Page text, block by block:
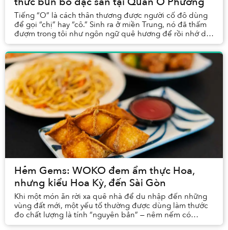
Tiếng “O” là cách thân thương được người cố đô dùng
để gọi “chị” hay “cô.” Sinh ra ở miền Trung, nó đã thấm
đượm trong tôi như ngôn ngữ quê hương để rồi nhớ da
diết khi đến một miền khác. Thi thoảng, ...
Hẻm Gems: WOKO đem ẩm thực Hoa,
nhưng kiểu Hoa Kỳ, đến Sài Gòn
Khi một món ăn rời xa quê nhà để du nhập đến những
vùng đất mới, một yếu tố thường được dùng làm thước
đo chất lượng là tính “nguyên bản” — nêm nếm có
chuẩn không, nguyên liệu giống bao nhiêu phần tră...